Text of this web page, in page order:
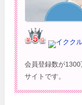
イクク
会員登録数が
サイトです。